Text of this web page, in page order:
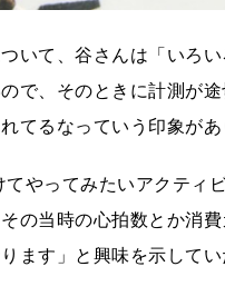
いて、谷さんは「いろ
で、そのときに計測が
てるなっていう印象があ
てやってみたいアクティ
の当時の心拍数とか消
ます」と興味を示してい